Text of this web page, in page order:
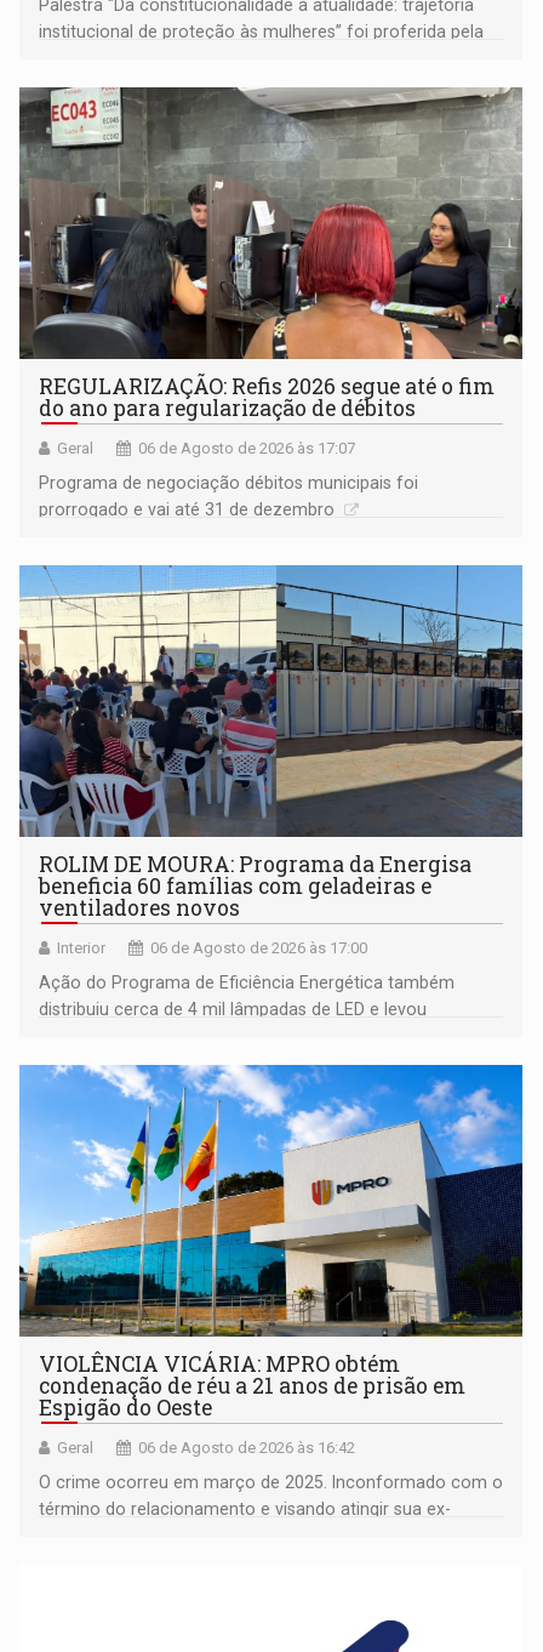
Palestra "Da constitucionalidade à atualidade: trajetória
institucional de proteção às mulheres” foi proferida pela
Goiás
REGULARIZAÇÃO: Refis 2026 segue até o fim
do ano para regularização de débitos
Geral 06 de Agosto de 2026 às 17:07
Programa de negociação débitos municipais foi
prorrogado e vai até 31 de dezembro
ROLIM DE MOURA: Programa da Energisa
beneficia 60 famílias com geladeiras e
ventiladores novos
Interior 06 de Agosto de 2026 às 17:00
Ação do Programa de Eficiência Energética também
distribuiu cerca de 4 mil lâmpadas de LED e levou
comunidade
VIOLÊNCIA VICÁRIA: MPRO obtém
condenação de réu a 21 anos de prisão em
Espigão do Oeste
Geral 06 de Agosto de 2026 às 16:42
O crime ocorreu em março de 2025. Inconformado com o
término do relacionamento e visando atingir sua ex-